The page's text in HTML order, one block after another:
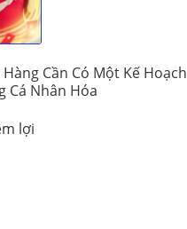
Cần Có Một Kế Hoạch
Cá Nhân Hóa
lợi